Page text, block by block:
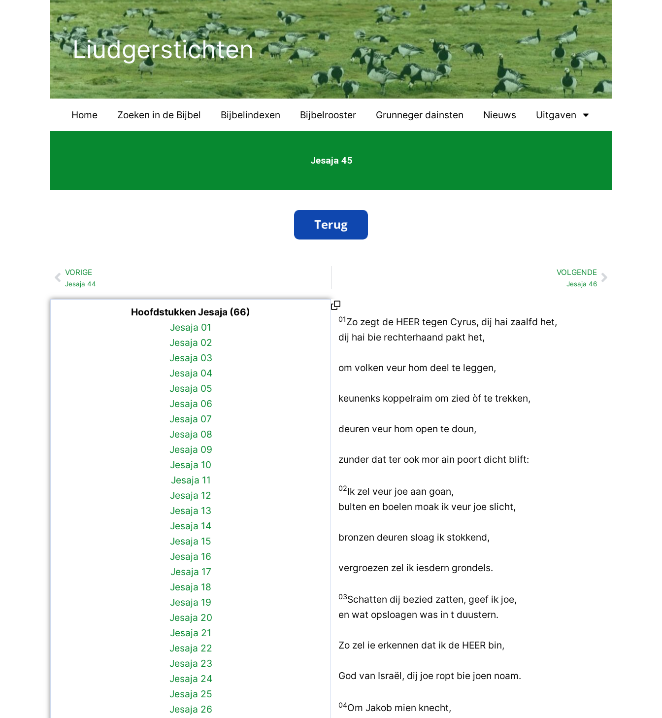
Liudgerstichten
Home Zoeken in de Bijbel Bijbelindexen Bijbelrooster Grunneger dainsten Nieuws Uitgaven
Jesaja 45
Vorige
VORIGE
Jesaja 44
VOLGENDE
Jesaja 46Volgende
Hoofdstukken Jesaja (66)
Jesaja 01
Jesaja 02
Jesaja 03
Jesaja 04
Jesaja 05
Jesaja 06
Jesaja 07
Jesaja 08
Jesaja 09
Jesaja 10
Jesaja 11
Jesaja 12
Jesaja 13
Jesaja 14
Jesaja 15
Jesaja 16
Jesaja 17
Jesaja 18
Jesaja 19
Jesaja 20
Jesaja 21
Jesaja 22
Jesaja 23
Jesaja 24
Jesaja 25
Jesaja 26
01Zo zegt de HEER tegen Cyrus, dij hai zaalfd het,
dij hai bie rechterhaand pakt het,
om volken veur hom deel te leggen,
keunenks koppelraim om zied òf te trekken,
deuren veur hom open te doun,
zunder dat ter ook mor ain poort dicht blift:
02Ik zel veur joe aan goan,
bulten en boelen moak ik veur joe slicht,
bronzen deuren sloag ik stokkend,
vergroezen zel ik iesdern grondels.
03Schatten dij bezied zatten, geef ik joe,
en wat opsloagen was in t duustern.
Zo zel ie erkennen dat ik de HEER bin,
God van Israël, dij joe ropt bie joen noam.
04Om Jakob mien knecht,